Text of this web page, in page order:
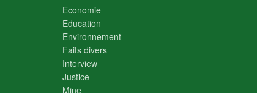
Economie
Education
Environnement
Faits divers
Interview
Justice
Mine